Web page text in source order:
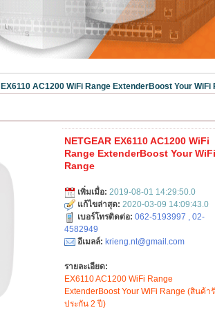
EX6110 AC1200 WiFi Range ExtenderBoost Your WiFi
NETGEAR EX6110 AC1200 WiFi
Range ExtenderBoost Your WiFi
Range
เพิ่มเมื่อ: 2019-08-01 14:29:50.0
แก้ไขล่าสุด: 2020-03-09 14:09:43.0
เบอร์โทรติดต่อ: 062-5193997 , 02-
4582949
อีเมลล์: krieng.nt@gmail.com
รายละเอียด:
EX6110 AC1200 WiFi Range
ExtenderBoost Your WiFi Range (สินค้า
ประกัน 2 ปี)